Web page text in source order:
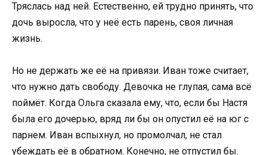
Тряслась над ней. Естественно, ей трудно принять, что
дочь выросла, что у неё есть парень, своя личная
жизнь.
Но не держать же её на привязи. Иван тоже считает,
что нужно дать свободу. Девочка не глупая, сама всё
поймёт. Когда Ольга сказала ему, что, если бы Настя
была его дочерью, вряд ли бы он опустил её на юг с
парнем. Иван вспыхнул, но промолчал, не стал
убеждать её в обратном. Конечно, не отпустил бы.